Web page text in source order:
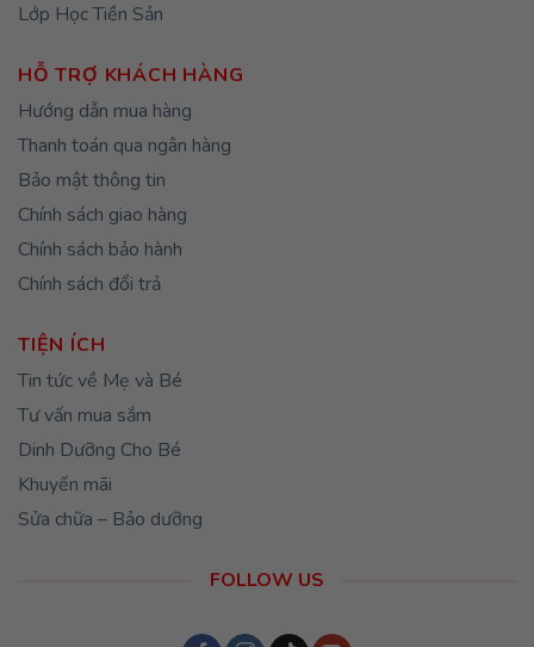
Lớp Học Tiền Sản
HỖ TRỢ KHÁCH HÀNG
Hướng dẫn mua hàng
Thanh toán qua ngân hàng
Bảo mật thông tin
Chính sách giao hàng
Chính sách bảo hành
Chính sách đổi trả
TIỆN ÍCH
Tin tức về Mẹ và Bé
Tư vấn mua sắm
Dinh Dưỡng Cho Bé
Khuyến mãi
Sửa chữa – Bảo dưỡng
FOLLOW US